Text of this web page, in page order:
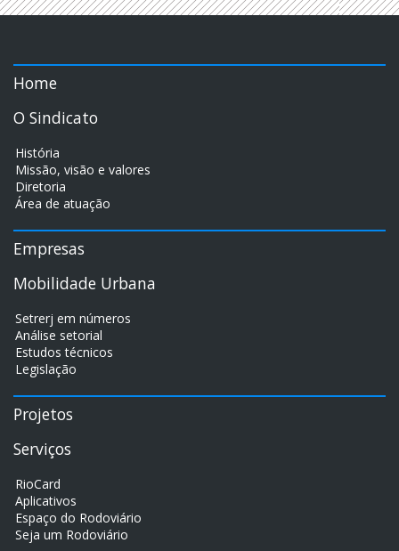
Home
O Sindicato
História
Missão, visão e valores
Diretoria
Área de atuação
Empresas
Mobilidade Urbana
Setrerj em números
Análise setorial
Estudos técnicos
Legislação
Projetos
Serviços
RioCard
Aplicativos
Espaço do Rodoviário
Seja um Rodoviário